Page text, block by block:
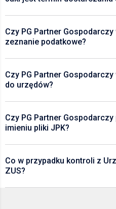
Czy PG Partner
zeznanie podatkowe?
Czy PG Partner
do urzędów?
Czy PG Partner
imieniu pliki JPK?
Co w przypadku kontroli z
ZUS?